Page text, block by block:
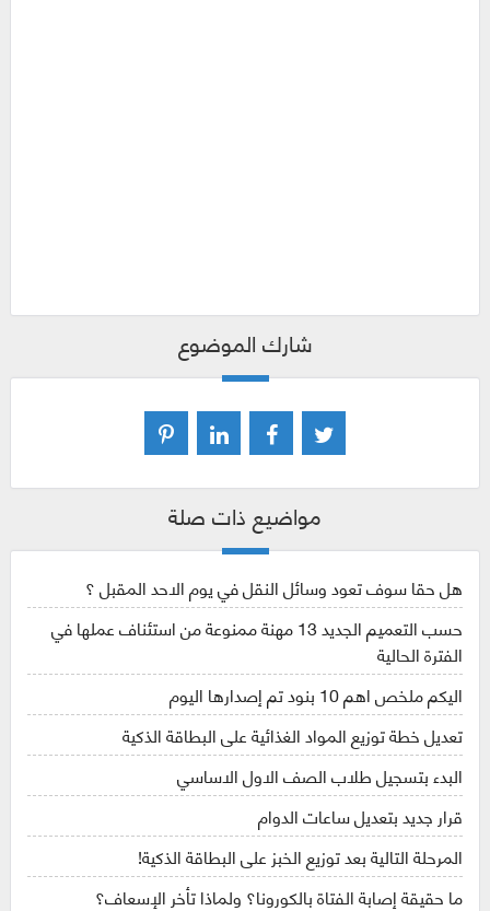
شارك الموضوع
مواضيع ذات صلة
هل حقا سوف تعود وسائل النقل في يوم الاحد المقبل ؟
حسب التعميم الجديد 13 مهنة ممنوعة من استئناف عملها في
الفترة الحالية
اليكم ملخص اهم 10 بنود تم إصدارها اليوم
تعديل خطة توزيع المواد الغذائية على البطاقة الذكية
البدء بتسجيل طلاب الصف الاول الاساسي
قرار جديد بتعديل ساعات الدوام
المرحلة التالية بعد توزيع الخبز على البطاقة الذكية!
ما حقيقة إصابة الفتاة بالكورونا؟ ولماذا تأخر الإسعاف؟